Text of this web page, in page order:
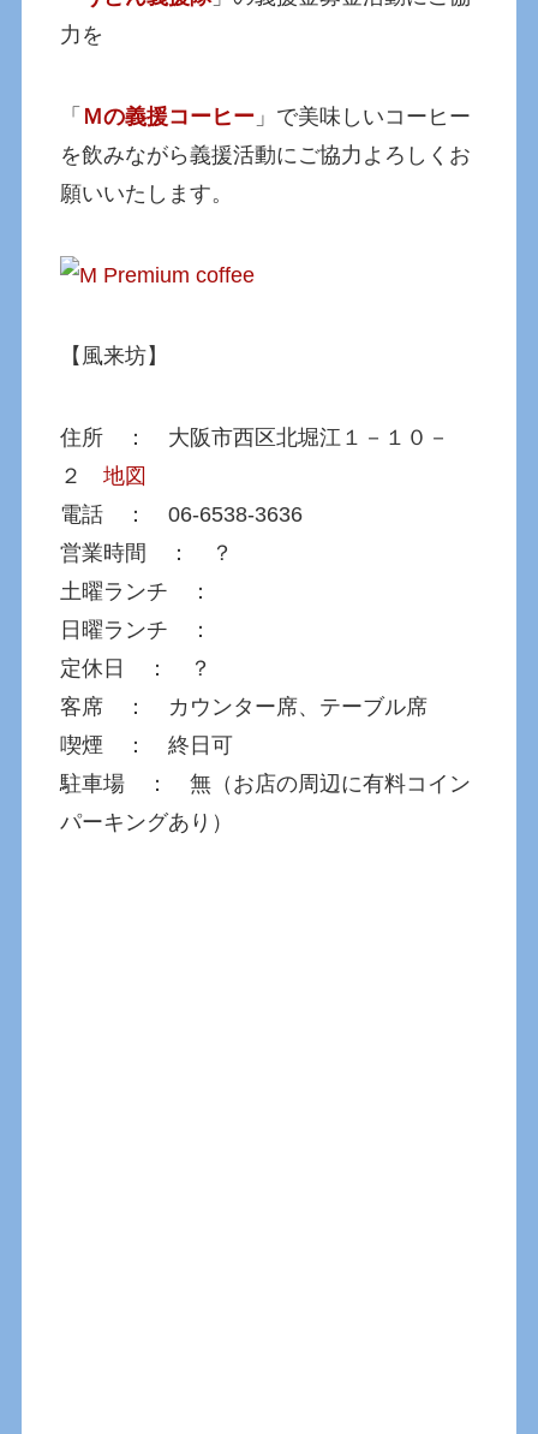
力を
「 Ｍの義援コーヒー 」で美味しいコーヒー
を飲みながら義援活動にご協力よろしくお
願いいたします。
【風来坊】
住所 ： 大阪市西区北堀江１－１０－
２地図
電話 ： 06-6538-3636
営業時間 ： ？
土曜ランチ ：
日曜ランチ ：
定休日 ： ？
客席 ： カウンター席、テーブル席
喫煙 ： 終日可
駐車場 ： 無（お店の周辺に有料コイン
パーキングあり）